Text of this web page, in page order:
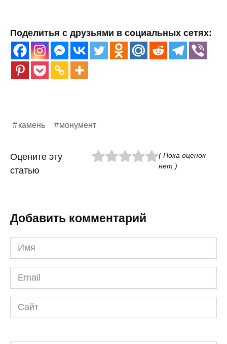
Поделитья с друзьями в социальных сетях:
камень монумент
Оцените эту
статью
( Пока оценок
нет )
Добавить комментарий
Имя
*
Email
*
Сайт